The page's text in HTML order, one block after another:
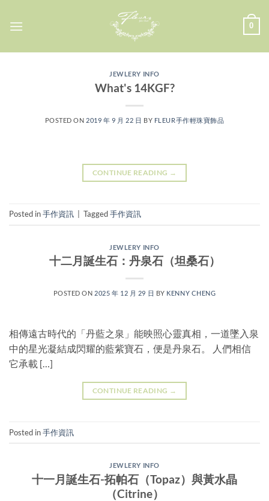
0
JEWLERY INFO
What's 14KGF?
POSTED ON 2019 年 9 月 22 日 BY FLEUR手作輕珠寶飾品
CONTINUE READING →
Posted in手作資訊 Tagged手作資訊
JEWLERY INFO
十二月誕生石：丹泉石（坦桑石）
POSTED ON 2025 年 12 月 29 日 BY KENNY CHENG
相傳遠古時代的「丹藍之泉」能映照心靈真相，一道墜入泉
中的星光凝結成閃耀的藍紫寶石，便是丹泉石。 人們相信
它承載 […]
CONTINUE READING →
Posted in手作資訊
JEWLERY INFO
十一月誕生石-拓帕石（Topaz）與黃水晶
（Citrine）